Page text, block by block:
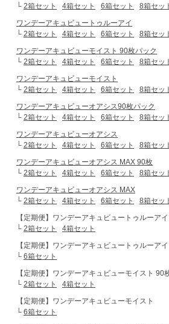
└ 2箱セット 4箱セット 6箱セット
8箱セッ
ワンデーアキュビュートゥルーアイ
└ 2箱セット 4箱セット 6箱セット
8箱セッ
ワンデーアキュビューモイスト 90枚パック
└ 2箱セット 4箱セット 6箱セット
8箱セッ
ワンデーアキュビューモイスト
└ 2箱セット 4箱セット 6箱セット
8箱セッ
ワンデーアキュビューオアシス90枚パック
└ 2箱セット 4箱セット 6箱セット
8箱セッ
ワンデーアキュビューオアシス
└ 2箱セット 4箱セット 6箱セット
8箱セッ
ワンデーアキュビューオアシス MAX 90枚
└ 2箱セット 4箱セット 6箱セット
8箱セッ
ワンデーアキュビューオアシス MAX
└ 2箱セット 4箱セット 6箱セット
8箱セッ
【定期便】ワンデーアキュビュートゥルーア
└ 2箱セット
4箱セット
【定期便】ワンデーアキュビュートゥルーアイ
└ 6箱セット
【定期便】ワンデーアキュビューモイスト 90
└ 2箱セット
4箱セット
【定期便】ワンデーアキュビューモイスト
└ 6箱セット